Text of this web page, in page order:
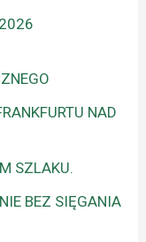
NAD
SZLAKU.
BEZ SIĘGANIA